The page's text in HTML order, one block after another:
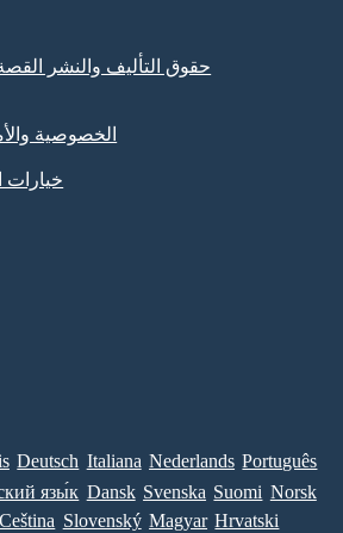
حقوق التأليف والنشر
الخصوصية
Deutsch Italiana Nederlands Português
язы́к Dansk Svenska Suomi Norsk
Ceština Slovenský Magyar Hrvatski